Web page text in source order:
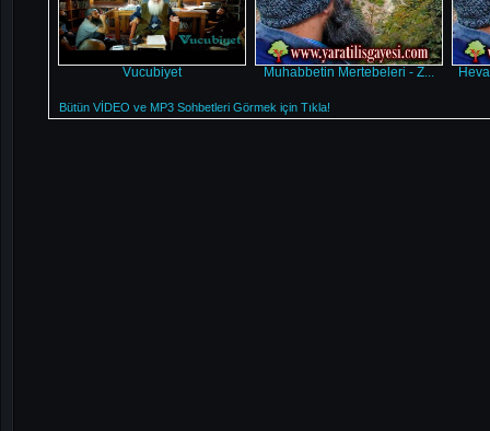
Vucubiyet Muhabbetin Mertebeleri - Z...
Bütün VİDEO ve MP3 Sohbetleri Görmek için Tıkla!